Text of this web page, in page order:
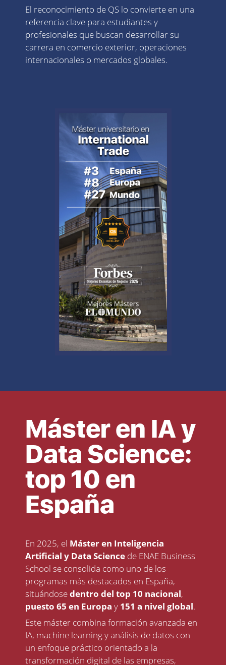
El reconocimiento de QS lo convierte en una
referencia clave para estudiantes y
profesionales que buscan desarrollar su
carrera en comercio exterior, operaciones
internacionales o mercados globales.
Máster en IA y
Data Science:
top 10 en
España
En 2025, el Máster en Inteligencia
Artificial y Data Science de ENAE Business
School se consolida como uno de los
programas más destacados en España,
situándosedentro del top 10 nacional,
puesto 65 en Europa y 151 a nivel global.
Este máster combina formación avanzada en
IA, machine learning y análisis de datos con
un enfoque práctico orientado a la
transformación digital de las empresas,